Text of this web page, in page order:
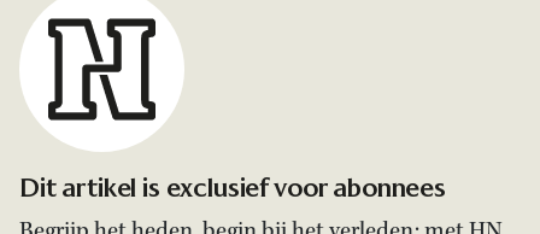
Dit artikel is exclusief voor abonnees